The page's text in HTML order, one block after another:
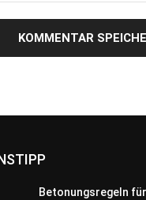
Betonungsregeln